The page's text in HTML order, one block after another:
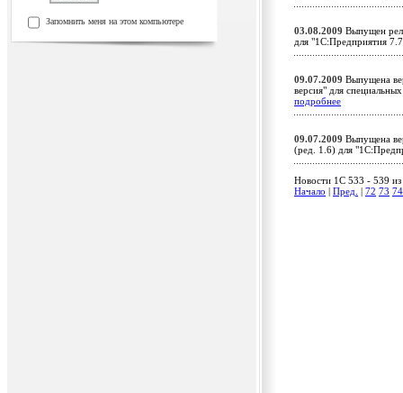
Запомнить меня на этом компьютере
03.08.2009 Выпущен
для "1С:Предприятия
09.07.2009 Выпущена
версия" для
подробнее
09.07.2009 Выпущена
(ред. 1.6) для
Новости 1C 533 - 539
Начало
Пред. 72 73 74